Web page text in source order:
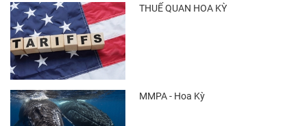
Nguồn cung giảm, giá cá rô phi Trung Quốc
THUẾ QUAN HOA KỲ
MMPA - Hoa Kỳ